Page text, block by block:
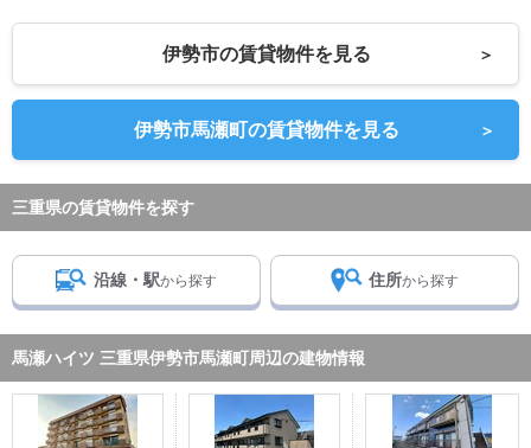
伊勢市の賃貸物件を見る ＞
伊勢市馬瀬町の賃貸物件を見る ＞
三重県の賃貸物件を探す
沿線・駅から探す 住所から探す
馬瀬ハイツ 三重県伊勢市馬瀬町周辺の建物情報